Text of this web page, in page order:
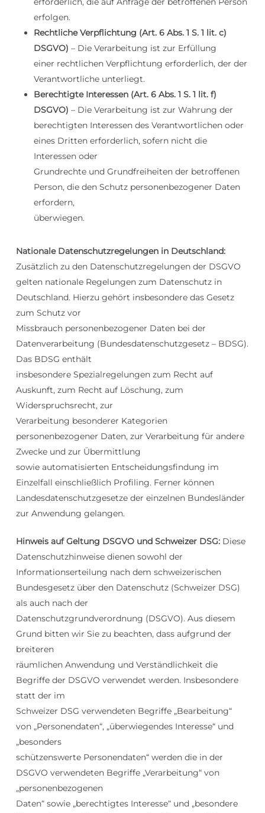
erfolgen.
Rechtliche Verpflichtung (Art. 6 Abs. 1 S. 1 lit. c)
DSGVO) – Die Verarbeitung ist zur Erfüllung
einer rechtlichen Verpflichtung erforderlich, der der
Verantwortliche unterliegt.
Berechtigte Interessen (Art. 6 Abs. 1 S. 1 lit. f)
DSGVO) – Die Verarbeitung ist zur Wahrung der
berechtigten Interessen des Verantwortlichen oder
eines Dritten erforderlich, sofern nicht die
Interessen oder
Grundrechte und Grundfreiheiten der betroffenen
Person, die den Schutz personenbezogener Daten
erfordern,
überwiegen.
Nationale Datenschutzregelungen in Deutschland:
Zusätzlich zu den Datenschutzregelungen der DSGVO
gelten nationale Regelungen zum Datenschutz in
Deutschland. Hierzu gehört insbesondere das Gesetz
zum Schutz vor
Missbrauch personenbezogener Daten bei der
Datenverarbeitung (Bundesdatenschutzgesetz – BDSG).
Das BDSG enthält
insbesondere Spezialregelungen zum Recht auf
Auskunft, zum Recht auf Löschung, zum
Widerspruchsrecht, zur
Verarbeitung besonderer Kategorien
personenbezogener Daten, zur Verarbeitung für andere
Zwecke und zur Übermittlung
sowie automatisierten Entscheidungsfindung im
Einzelfall einschließlich Profiling. Ferner können
Landesdatenschutzgesetze der einzelnen Bundesländer
zur Anwendung gelangen.
Hinweis auf Geltung DSGVO und Schweizer DSG: Diese
Datenschutzhinweise dienen sowohl der
Informationserteilung nach dem schweizerischen
Bundesgesetz über den Datenschutz (Schweizer DSG)
als auch nach der
Datenschutzgrundverordnung (DSGVO). Aus diesem
Grund bitten wir Sie zu beachten, dass aufgrund der
breiteren
räumlichen Anwendung und Verständlichkeit die
Begriffe der DSGVO verwendet werden. Insbesondere
statt der im
Schweizer DSG verwendeten Begriffe „Bearbeitung“
von „Personendaten“, „überwiegendes Interesse“ und
„besonders
schützenswerte Personendaten“ werden die in der
DSGVO verwendeten Begriffe „Verarbeitung“ von
„personenbezogenen
Daten“ sowie „berechtigtes Interesse“ und „besondere